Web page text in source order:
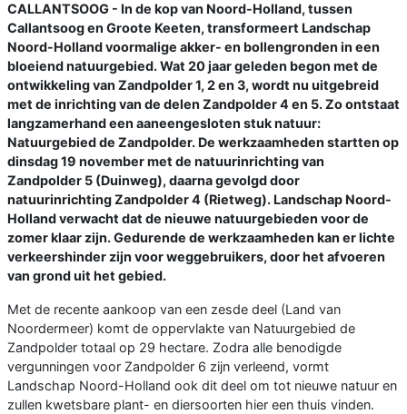
CALLANTSOOG - In de kop van Noord-Holland, tussen
Callantsoog en Groote Keeten, transformeert Landschap
Noord-Holland voormalige akker- en bollengronden in een
bloeiend natuurgebied. Wat 20 jaar geleden begon met de
ontwikkeling van Zandpolder 1, 2 en 3, wordt nu uitgebreid
met de inrichting van de delen Zandpolder 4 en 5. Zo ontstaat
langzamerhand een aaneengesloten stuk natuur:
Natuurgebied de Zandpolder. De werkzaamheden startten op
dinsdag 19 november met de natuurinrichting van
Zandpolder 5 (Duinweg), daarna gevolgd door
natuurinrichting Zandpolder 4 (Rietweg). Landschap Noord-
Holland verwacht dat de nieuwe natuurgebieden voor de
zomer klaar zijn. Gedurende de werkzaamheden kan er lichte
verkeershinder zijn voor weggebruikers, door het afvoeren
van grond uit het gebied.
Met de recente aankoop van een zesde deel (Land van
Noordermeer) komt de oppervlakte van Natuurgebied de
Zandpolder totaal op 29 hectare. Zodra alle benodigde
vergunningen voor Zandpolder 6 zijn verleend, vormt
Landschap Noord-Holland ook dit deel om tot nieuwe natuur en
zullen kwetsbare plant- en diersoorten hier een thuis vinden.